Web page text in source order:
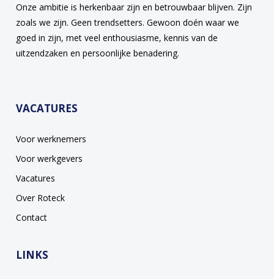
Onze ambitie is herkenbaar zijn en betrouwbaar blijven. Zijn
zoals we zijn. Geen trendsetters. Gewoon doén waar we
goed in zijn, met veel enthousiasme, kennis van de
uitzendzaken en persoonlijke benadering.
VACATURES
Voor werknemers
Voor werkgevers
Vacatures
Over Roteck
Contact
LINKS